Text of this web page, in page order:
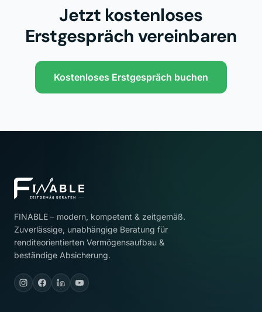
Jetzt kostenloses
Erstgespräch vereinbaren
Kostenloses Erstgespräch buchen
FINABLE – modern, kompetent & zeitgemäß.
Zuverlässige, unabhängige Beratung für
renditeorientierten Vermögensaufbau &
beständige Absicherung.